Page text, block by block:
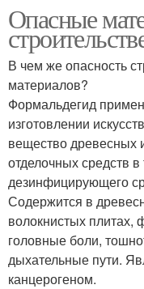
материалы
Опасные
В чем же опасность
материалов?
Формальдегид
изготовлении
вещество древесных
отделочных средств
дезинфицирующего
Содержится в
волокнистых плитах,
головные боли,
дыхательные пути.
канцерогеном.